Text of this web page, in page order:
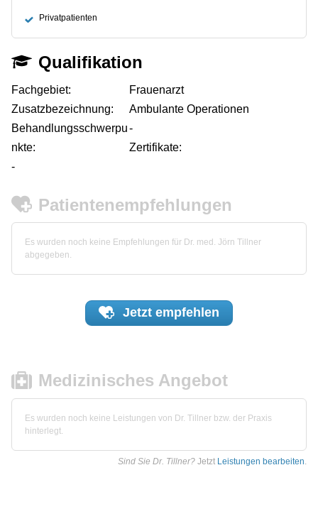
Privatpatienten
Qualifikation
Fachgebiet:
Frauenarzt
Zusatzbezeichnung:
Ambulante Operationen
Behandlungsschwerpu
nkte:
-
Zertifikate:
-
Patientenempfehlungen
Es wurden noch keine Empfehlungen für Dr. med. Jörn Tillner
abgegeben.
Jetzt empfehlen
Medizinisches Angebot
Es wurden noch keine Leistungen von Dr. Tillner bzw. der Praxis
hinterlegt.
Sind Sie Dr. Tillner? Jetzt Leistungen bearbeiten.